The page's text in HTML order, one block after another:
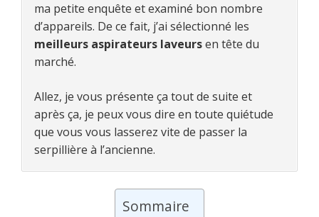
ma petite enquête et examiné bon nombre
d’appareils. De ce fait, j’ai sélectionné les
meilleurs aspirateurs laveursen tête du
marché.
Allez, je vous présente ça tout de suite et
après ça, je peux vous dire en toute quiétude
que vous vous lasserez vite de passer la
serpillière à l’ancienne.
Sommaire